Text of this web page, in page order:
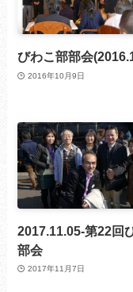
びわこ部部会
2016年10月9日
2017.11.05-第22回
部会
2017年11月7日